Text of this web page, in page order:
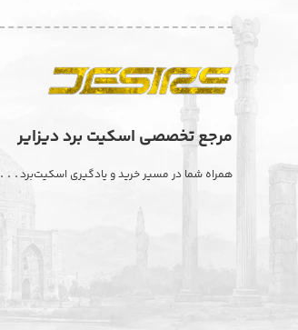
مرجع تخصصی اسکیت برد دیزایر
همراه شما در مسیر خرید و یادگیری اسکیت‌برد. . .